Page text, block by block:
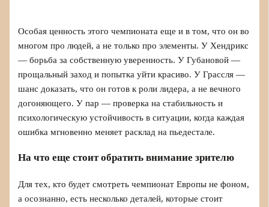
Особая ценность этого чемпионата еще и в том, что он во
многом про людей, а не только про элементы. У Хендрикс
— борьба за собственную уверенность. У Губановой —
прощальный заход и попытка уйти красиво. У Грассля —
шанс доказать, что он готов к роли лидера, а не вечного
догоняющего. У пар — проверка на стабильность и
психологическую устойчивость в ситуации, когда каждая
ошибка мгновенно меняет расклад на пьедестале.
На что еще стоит обратить внимание зрителю
Для тех, кто будет смотреть чемпионат Европы не фоном,
а осознанно, есть несколько деталей, которые стоит